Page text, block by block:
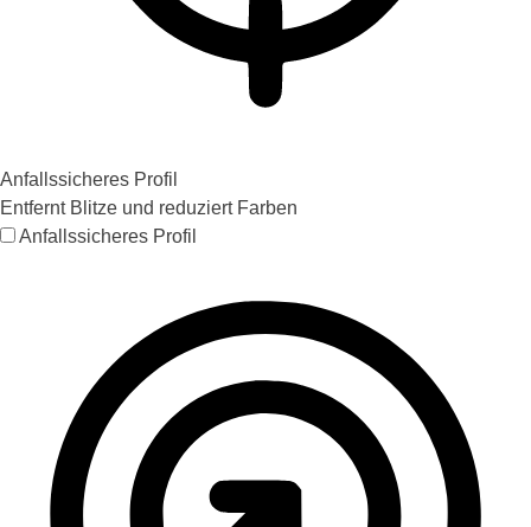
Anfallssicheres Profil
Entfernt Blitze und reduziert Farben
Anfallssicheres Profil